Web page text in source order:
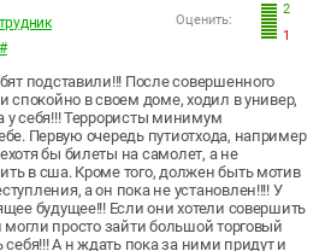
2
1
Оценить:
#
подставили!!! После совершенного
спокойно в своем доме, ходил в универ,
у себя!!! Террористы минимум
Первую очередь путиотхода, например
бы билеты на самолет, а не
в сша. Кроме того, должен быть мотив
а он пока не установлен!!!! У
будущее!!! Если они хотели совершить
могли просто зайти большой торговый
себя!!! А н ждать пока за ними придут и